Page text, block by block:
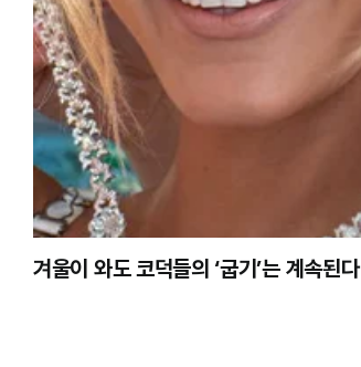
겨울이 와도 코덕들의 ‘굽기’는 계속된다